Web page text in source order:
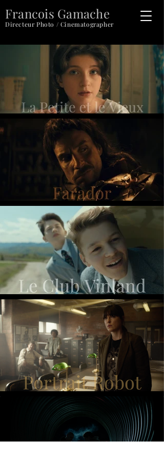
Francois Gamache
Directeur Photo / Cinematographer